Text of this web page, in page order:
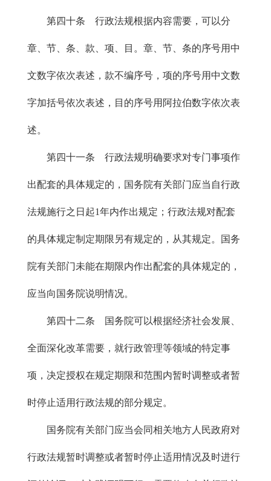
第四十条 行政法规根据内容需要，可以分
章、节、条、款、项、目。章、节、条的序号用中
文数字依次表述，款不编序号，项的序号用中文数
字加括号依次表述，目的序号用阿拉伯数字依次表
述。
第四十一条 行政法规明确要求对专门事项作
出配套的具体规定的，国务院有关部门应当自行政
法规施行之日起1年内作出规定；行政法规对配套
的具体规定制定期限另有规定的，从其规定。国务
院有关部门未能在期限内作出配套的具体规定的，
应当向国务院说明情况。
第四十二条 国务院可以根据经济社会发展、
全面深化改革需要，就行政管理等领域的特定事
项，决定授权在规定期限和范围内暂时调整或者暂
时停止适用行政法规的部分规定。
国务院有关部门应当会同相关地方人民政府对
行政法规暂时调整或者暂时停止适用情况及时进行